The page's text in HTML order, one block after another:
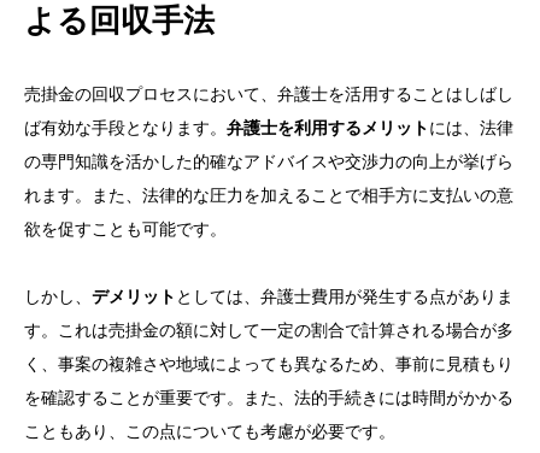
よる回収手法
売掛金の回収プロセスにおいて、弁護士を活用することはしばし
ば有効な手段となります。 弁護士を利用するメリットには、法律
の専門知識を活かした的確なアドバイスや交渉力の向上が挙げら
れます。また、法律的な圧力を加えることで相手方に支払いの意
欲を促すことも可能です。
しかし、 デメリット としては、弁護士費用が発生する点がありま
す。これは売掛金の額に対して一定の割合で計算される場合が多
く、事案の複雑さや地域によっても異なるため、事前に見積もり
を確認することが重要です。また、法的手続きには時間がかかる
こともあり、この点についても考慮が必要です。